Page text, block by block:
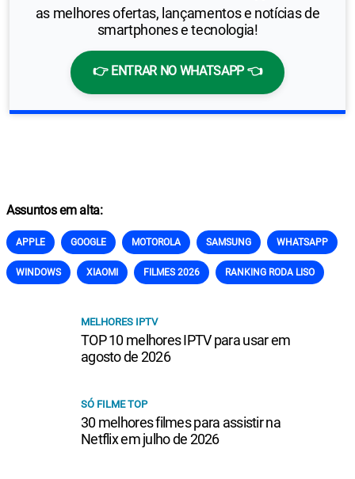
as melhores ofertas, lançamentos e notícias de
smartphones e tecnologia!
👉 ENTRAR NO WHATSAPP 👈
Assuntos em alta:
APPLE GOOGLE MOTOROLA SAMSUNG WHATSAPP
WINDOWS XIAOMI FILMES 2026 RANKING RODA LISO
MELHORES IPTV
TOP 10 melhores IPTV para usar em
agosto de 2026
SÓ FILME TOP
30 melhores filmes para assistir na
Netflix em julho de 2026